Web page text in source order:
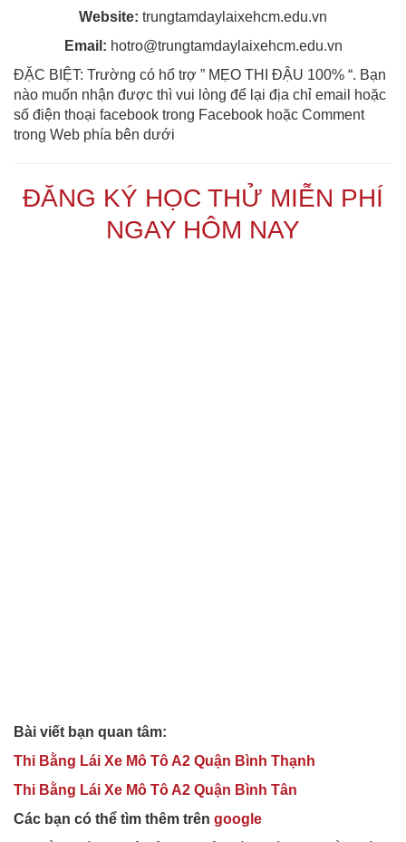
Website: trungtamdaylaixehcm.edu.vn
Email: hotro@trungtamdaylaixehcm.edu.vn
ĐẶC BIỆT: Trường có hổ trợ ” MẸO THI ĐẬU 100% “. Bạn
nào muốn nhận được thì vui lòng để lại địa chỉ email hoặc
số điện thoại facebook trong Facebook hoặc Comment
trong Web phía bên dưới
ĐĂNG KÝ HỌC THỬ MIỄN PHÍ
NGAY HÔM NAY
Bài viết bạn quan tâm:
Thi Bằng Lái Xe Mô Tô A2 Quận Bình Thạnh
Thi Bằng Lái Xe Mô Tô A2 Quận Bình Tân
Các bạn có thể tìm thêm trên google